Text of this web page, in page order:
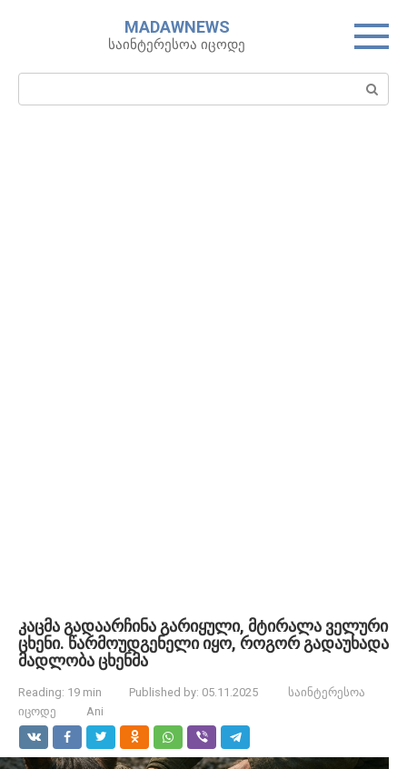
MADAWNEWS
საინტერესოა იცოდე
Search:
კაცმა გადაარჩინა გარიყული, მტირალა ველური
ცხენი. წარმოუდგენელი იყო, როგორ გადაუხადა
მადლობა ცხენმა
Reading: 19 min Published by: 05.11.2025
საინტერესოა
იცოდე
Ani